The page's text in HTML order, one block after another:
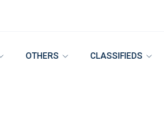
OTHERS CLASSIFIEDS